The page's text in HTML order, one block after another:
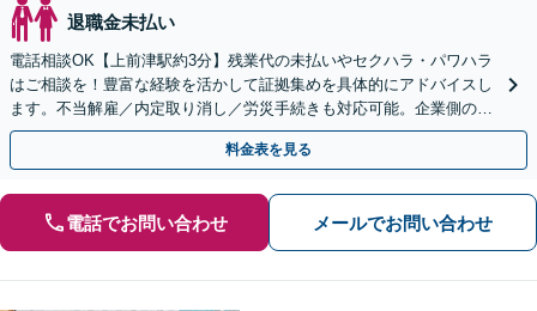
退職金未払い
電話相談OK【上前津駅約3分】残業代の未払いやセクハラ・パワハラ
はご相談を！豊富な経験を活かして証拠集めを具体的にアドバイスし
ます。不当解雇／内定取り消し／労災手続きも対応可能。企業側のご
相談も対応可【初回相談無料】
料金表を見る
電話でお問い合わせ メールでお問い合わせ